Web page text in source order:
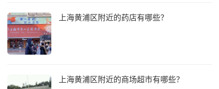
上海黄浦区附近的药店有哪些？
上海黄浦区附近的商场超市有哪些？